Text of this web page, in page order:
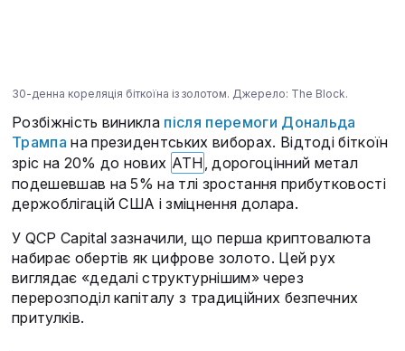
30-денна кореляція біткоїна із золотом. Джерело: The Block.
Розбіжність виникла після перемоги Дональда
Трампа на президентських виборах. Відтоді біткоїн
зріс на 20% до нових ATH , дорогоцінний метал
подешевшав на 5% на тлі зростання прибутковості
держоблігацій США і зміцнення долара.
У QCP Capital зазначили, що перша криптовалюта
набирає обертів як цифрове золото. Цей рух
виглядає «дедалі структурнішим» через
перерозподіл капіталу з традиційних безпечних
притулків.